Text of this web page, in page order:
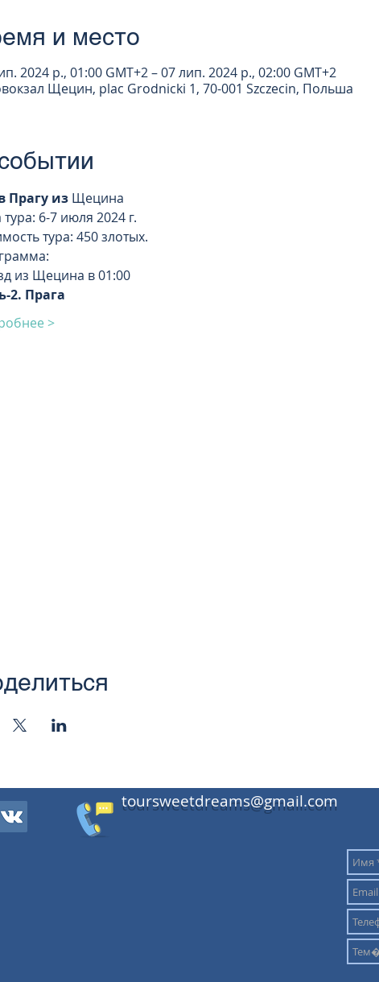
и место
2024 р., 01:00 GMT+2 – 07 лип. 2024 р., 02:00 GMT+2
Щецин, plac Grodnicki 1, 70-001 Szczecin, Польша
Прагу из Щецина
тура: 6-7 июля 2024 г.
тура: 450 злотых.
из Щецина в 01:00
2. Прага
>
toursweetdreams@gmail.com